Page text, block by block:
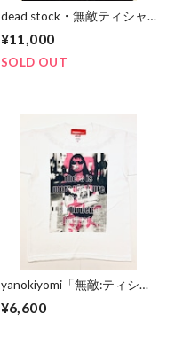
dead stock・無敵ティシャ
¥11,000
SOLD OUT
yanokiyomi「無敵:ティシャ
¥6,600